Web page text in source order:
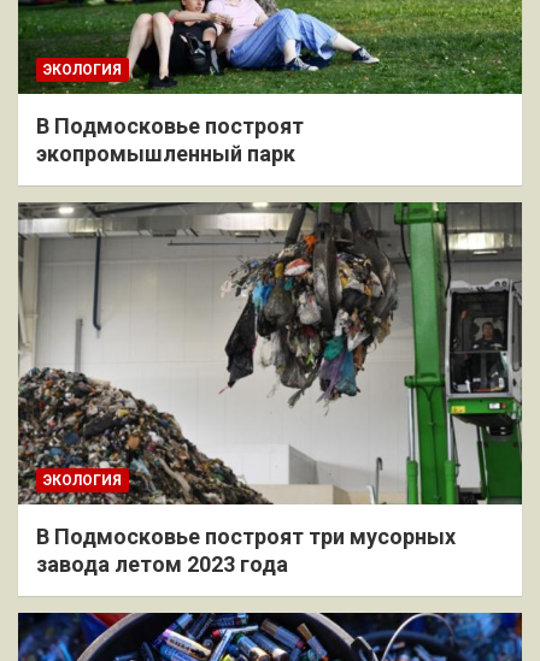
ЭКОЛОГИЯ
В Подмосковье построят
экопромышленный парк
ЭКОЛОГИЯ
В Подмосковье построят три мусорных
завода летом 2023 года